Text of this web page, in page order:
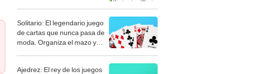
Solitario: El legendario juego
de cartas que nunca pasa de
moda. Organiza el mazo y
Ajedrez: El rey de los juegos